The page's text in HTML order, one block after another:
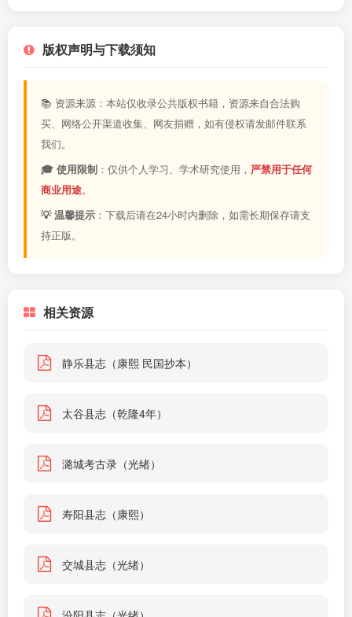
版权声明与下载须知
📚 资源来源：本站仅收录公共版权书籍，资源来自合法购
买、网络公开渠道收集、网友捐赠，如有侵权请发邮件联系
我们。
🎓 使用限制 ：仅供个人学习、学术研究使用， 严禁用于任何
商业用途。
💡 温馨提示 ：下载后请在24小时内删除，如需长期保存请支
持正版。
相关资源
静乐县志（康熙 民国抄本）
太谷县志（乾隆4年）
潞城考古录（光绪）
寿阳县志（康熙）
交城县志（光绪）